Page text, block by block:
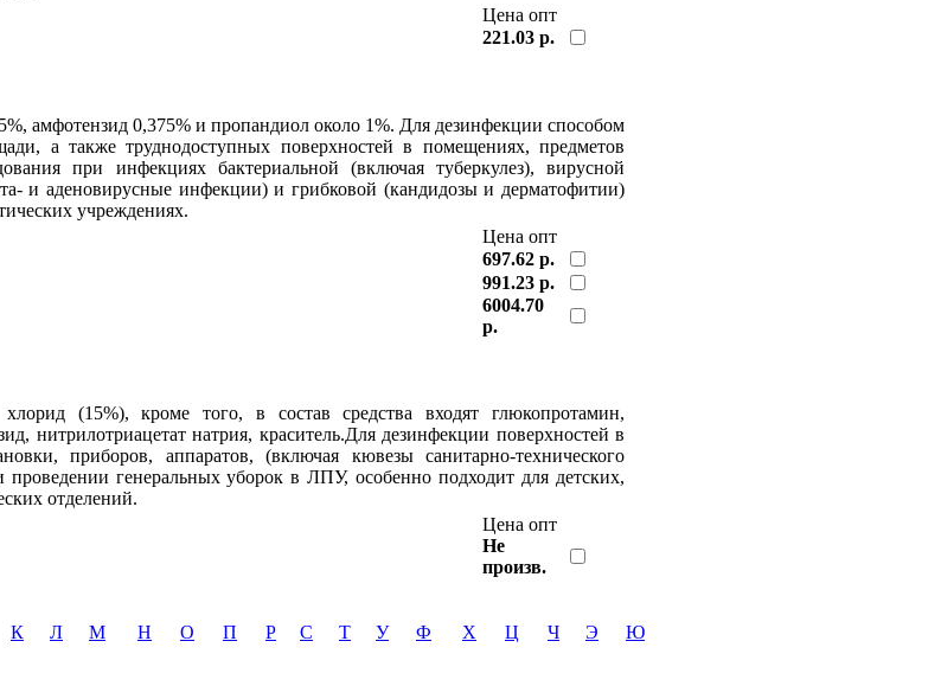
Цена опт
221.03 р.
амфотензид 0,375% и пропандиол около 1%. Для дезинфекции способом
а также труднодоступных поверхностей в помещениях, предметов
при инфекциях бактериальной (включая туберкулез), вирусной
и аденовирусные инфекции) и грибковой (кандидозы и дерматофитии)
учреждениях.
Цена опт
697.62 р.
991.23 р.
6004.70
р.
(15%), кроме того, в состав средства входят глюкопротамин,
нитрилотриацетат натрия, краситель.Для дезинфекции поверхностей в
приборов, аппаратов, (включая кювезы санитарно-технического
проведении генеральных уборок в ЛПУ, особенно подходит для детских,
отделений.
Цена опт
Не
произв.
К Л М Н О П Р С Т У Ф Х Ц Ч Э Ю